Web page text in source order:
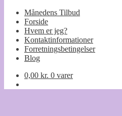
Månedens Tilbud
Forside
Hvem er jeg?
Kontaktinformationer
Forretningsbetingelser
Blog
0,00 kr. 0 varer